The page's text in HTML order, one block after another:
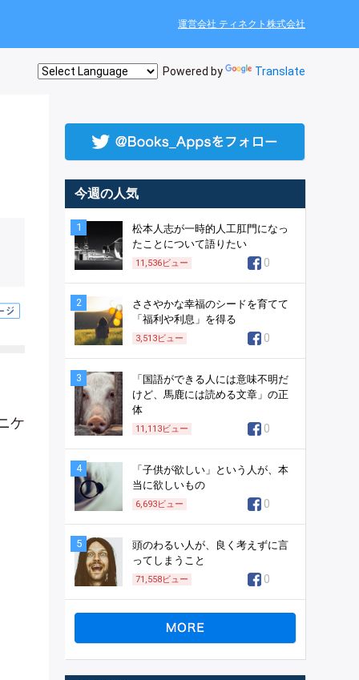
運営会社 ティネクト株式会社
Powered by Translate
ケ
今週の人気
1
松本人志が一時的人工肛門になっ
たことについて語りたい
11,536ビュー 0
2
ささやかな幸福のシードを育てて
「福利や利息」を得る
3,513ビュー 0
3
「国語ができる人には意味不明だ
けど、馬鹿には読める文章」の正
体
11,113ビュー 0
4
「子供が欲しい」という人が、本
当に欲しいもの
6,693ビュー 0
5
頭のわるい人が、良く考えずに言
ってしまうこと
71,558ビュー 0